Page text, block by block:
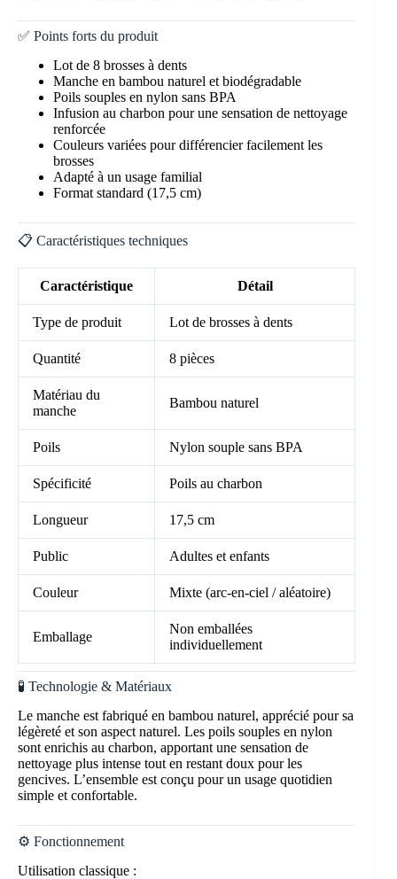
✅ Points forts du produit
Lot de 8 brosses à dents
Manche en bambou naturel et biodégradable
Poils souples en nylon sans BPA
Infusion au charbon pour une sensation de nettoyage
renforcée
Couleurs variées pour différencier facilement les
brosses
Adapté à un usage familial
Format standard (17,5 cm)
📋 Caractéristiques techniques
Caractéristique Détail
Type de produit Lot de brosses à dents
Quantité 8 pièces
Matériau du
manche
Bambou naturel
Poils Nylon souple sans BPA
Spécificité Poils au charbon
Longueur 17,5 cm
Public Adultes et enfants
Couleur Mixte (arc-en-ciel / aléatoire)
Emballage
Non emballées
individuellement
🧪 Technologie & Matériaux
Le manche est fabriqué en bambou naturel, apprécié pour sa
légèreté et son aspect naturel. Les poils souples en nylon
sont enrichis au charbon, apportant une sensation de
nettoyage plus intense tout en restant doux pour les
gencives. L’ensemble est conçu pour un usage quotidien
simple et confortable.
⚙️ Fonctionnement
Utilisation classique :